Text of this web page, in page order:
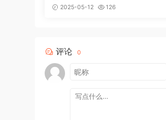
2025-05-12 126
评论 0